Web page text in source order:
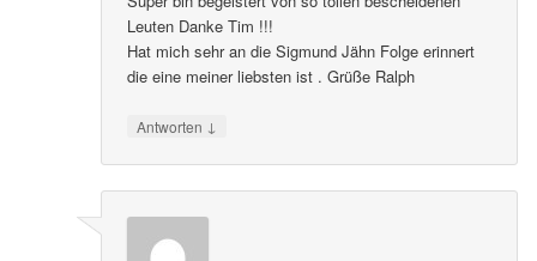
Leuten Danke Tim !!!
Hat mich sehr an die Sigmund Jähn Folge erinnert
die eine meiner liebsten ist . Grüße Ralph
Antworten ↓